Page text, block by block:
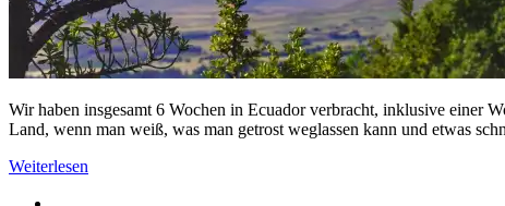
Wir haben insgesamt 6 Wochen in Ecuador verbracht, inklusive einer
Land, wenn man weiß, was man getrost weglassen kann und etwas
Weiterlesen